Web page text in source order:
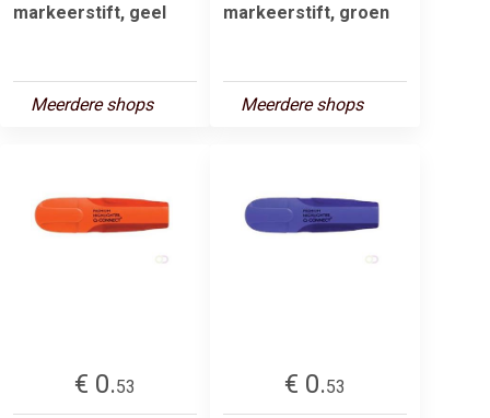
markeerstift, geel
Meerdere shops
markeerstift, groen
Meerdere shops
€ 0.53
€ 0.53